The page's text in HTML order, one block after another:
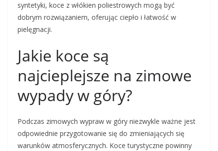
syntetyki, koce z włókien poliestrowych mogą być
dobrym rozwiązaniem, oferując ciepło i łatwość w
pielęgnacji.
Jakie koce są
najcieplejsze na zimowe
wypady w góry?
Podczas zimowych wypraw w góry niezwykle ważne jest
odpowiednie przygotowanie się do zmieniających się
warunków atmosferycznych. Koce turystyczne powinny